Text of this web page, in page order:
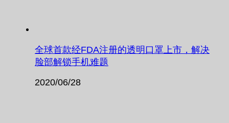
全球首款经FDA注册的透明口罩上市，解决
脸部解锁手机难题
2020/06/28